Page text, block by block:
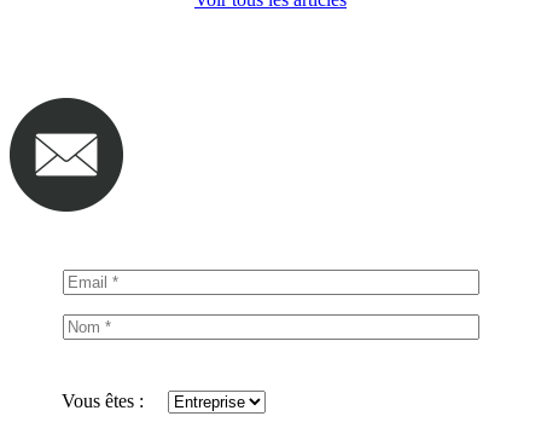
Vous êtes :